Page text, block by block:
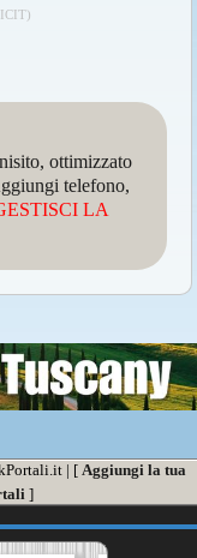
ottimizzato
telefono,
LA
| [ Aggiungi la tua
]